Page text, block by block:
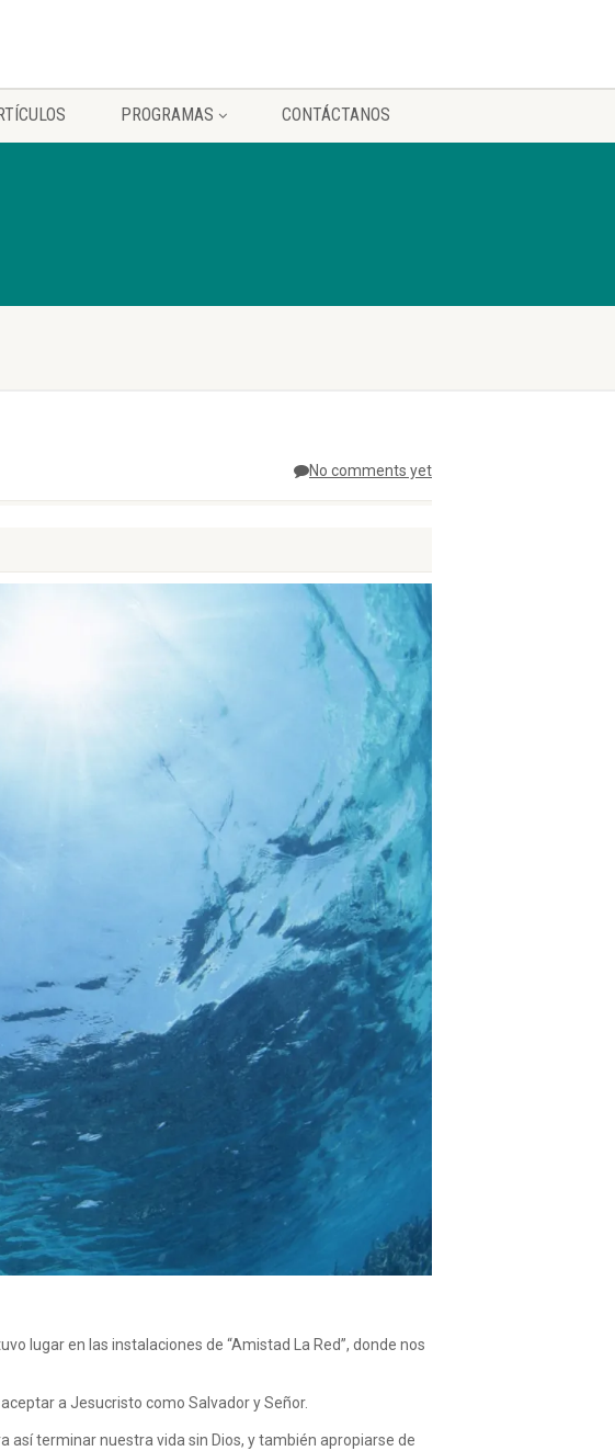
PROGRAMAS CONTÁCTANOS
No comments yet
lugar en las instalaciones de “Amistad La Red”, donde nos
a Jesucristo como Salvador y Señor.
terminar nuestra vida sin Dios, y también apropiarse de